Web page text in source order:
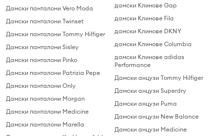
Дамски панталони Vero Moda
Дамски панталони Twinset
Дамски панталони Tommy Hilfiger
Дамски панталони Sisley
Дамски панталони Pinko
Дамски панталони Patrizia Pepe
Дамски панталони Only
Дамски панталони Morgan
Дамски панталони Medicine
Дамски панталони Marella
дамски Клинове Gap
дамски Клинове Fila
дамски Клинове DKNY
дамски Клинове Columbia
дамски Клинове adidas
Performance
Дамски анцузи Tommy Hilfiger
Дамски анцузи Superdry
Дамски анцузи Puma
Дамски анцузи New Balance
Дамски анцузи Medicine